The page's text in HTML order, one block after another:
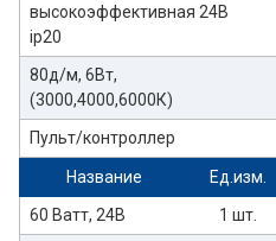
высокоэффективная 24В
ip20
80д/м, 6Вт,
(3000,4000,6000К)
Пульт/контроллер
Название Ед.изм.
60 Ватт, 24В
1 шт.